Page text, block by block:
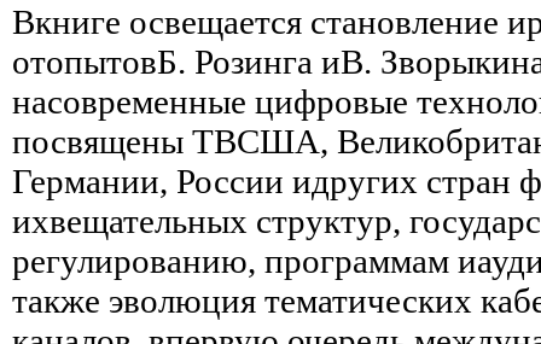
Вкниге освещается становление
отопытовБ. Розинга иВ.
насовременные цифровые
посвящены ТВСША,
Германии, России идругих стран
ихвещательных структур,
регулированию, программам
также эволюция тематических